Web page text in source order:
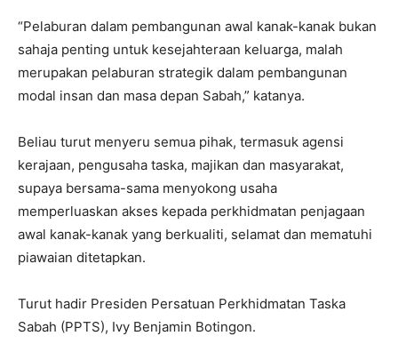
“Pelaburan dalam pembangunan awal kanak-kanak bukan
sahaja penting untuk kesejahteraan keluarga, malah
merupakan pelaburan strategik dalam pembangunan
modal insan dan masa depan Sabah,” katanya.
Beliau turut menyeru semua pihak, termasuk agensi
kerajaan, pengusaha taska, majikan dan masyarakat,
supaya bersama-sama menyokong usaha
memperluaskan akses kepada perkhidmatan penjagaan
awal kanak-kanak yang berkualiti, selamat dan mematuhi
piawaian ditetapkan.
Turut hadir Presiden Persatuan Perkhidmatan Taska
Sabah (PPTS), Ivy Benjamin Botingon.